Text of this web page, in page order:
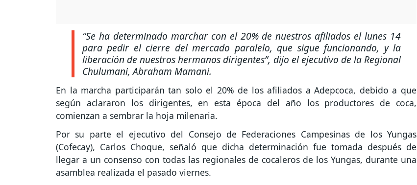
“Se ha determinado marchar con el 20% de nuestros afiliados el lunes 14
para pedir el cierre del mercado paralelo, que sigue funcionando, y la
liberación de nuestros hermanos dirigentes”, dijo el ejecutivo de la Regional
Chulumani, Abraham Mamani.
En la marcha participarán tan solo el 20% de los afiliados a Adepcoca, debido a que
según aclararon los dirigentes, en esta época del año los productores de coca,
comienzan a sembrar la hoja milenaria.
Por su parte el ejecutivo del Consejo de Federaciones Campesinas de los Yungas
(Cofecay), Carlos Choque, señaló que dicha determinación fue tomada después de
llegar a un consenso con todas las regionales de cocaleros de los Yungas, durante una
asamblea realizada el pasado viernes.